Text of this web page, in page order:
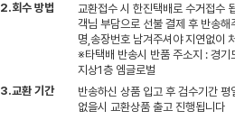
2.회수 방법
교환접수 시 한진택배로 수거접수
객님 부담으로 선불 결제 후 반송
명,송장번호 남겨주셔야 지연없이
※타택배 반송시 반품 주소지 : 경
지상1층 엠글로벌
3.교환 기간
반송하신 상품 입고 후 검수기간
없을시 교환상품 출고 진행됩니다